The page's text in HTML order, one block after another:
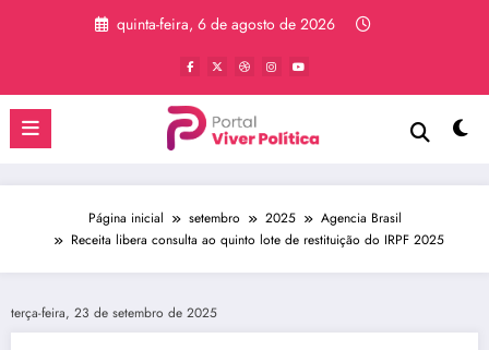
quinta-feira, 6 de agosto de 2026
Página inicial setembro 2025
Agencia Brasil
Receita libera consulta ao quinto lote de restituição do IRPF 2025
terça-feira, 23 de setembro de 2025